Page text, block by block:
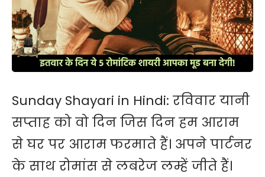
Sunday Shayari in Hindi: रविवारयानी
सप्ताह को वो दिन जिस दिन हम आराम
से घर पर आराम फरमाते हैं। अपने पार्टनर
के साथ रोमांस से लबरेज लम्हें जीते हैं।